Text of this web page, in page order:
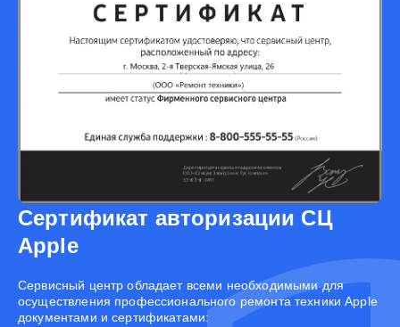
Сертификат авторизации СЦ
Apple
Cервисный центр обладает всеми необходимыми для
осуществления профессионального ремонта техники Apple
документами и сертификатами: